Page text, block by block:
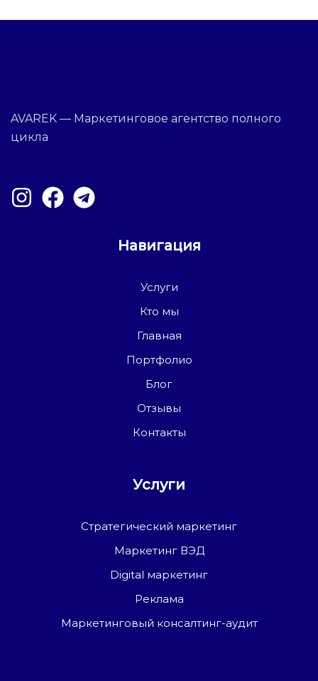
AVAREK — Маркетинговое агентство полного
цикла
Навигация
Услуги
Кто мы
Главная
Портфолио
Блог
Отзывы
Контакты
Услуги
Стратегический маркетинг
Маркетинг ВЭД
Digital маркетинг
Реклама
Маркетинговый консалтинг-аудит